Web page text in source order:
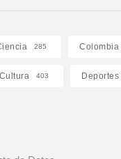
285 Colombia
Cultura 403 Deportes